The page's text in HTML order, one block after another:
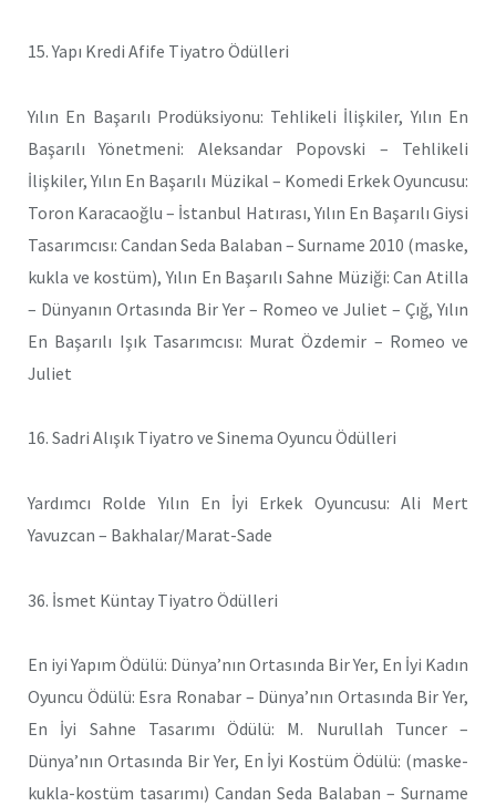
15. Yapı Kredi Afife Tiyatro Ödülleri
Yılın En Başarılı Prodüksiyonu: Tehlikeli İlişkiler, Yılın En
Başarılı Yönetmeni: Aleksandar Popovski – Tehlikeli
İlişkiler, Yılın En Başarılı Müzikal – Komedi Erkek Oyuncusu:
Toron Karacaoğlu – İstanbul Hatırası, Yılın En Başarılı Giysi
Tasarımcısı: Candan Seda Balaban – Surname 2010 (maske,
kukla ve kostüm), Yılın En Başarılı Sahne Müziği: Can Atilla
– Dünyanın Ortasında Bir Yer – Romeo ve Juliet – Çığ, Yılın
En Başarılı Işık Tasarımcısı: Murat Özdemir – Romeo ve
Juliet
16. Sadri Alışık Tiyatro ve Sinema Oyuncu Ödülleri
Yardımcı Rolde Yılın En İyi Erkek Oyuncusu: Ali Mert
Yavuzcan – Bakhalar/Marat-Sade
36. İsmet Küntay Tiyatro Ödülleri
En iyi Yapım Ödülü: Dünya’nın Ortasında Bir Yer, En İyi Kadın
Oyuncu Ödülü: Esra Ronabar – Dünya’nın Ortasında Bir Yer,
En İyi Sahne Tasarımı Ödülü: M. Nurullah Tuncer –
Dünya’nın Ortasında Bir Yer, En İyi Kostüm Ödülü: (maske-
kukla-kostüm tasarımı) Candan Seda Balaban – Surname